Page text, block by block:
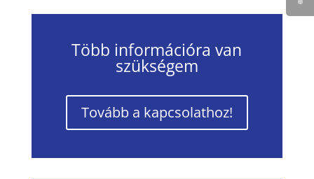
Több információra van
szükségem
Tovább a kapcsolathoz!